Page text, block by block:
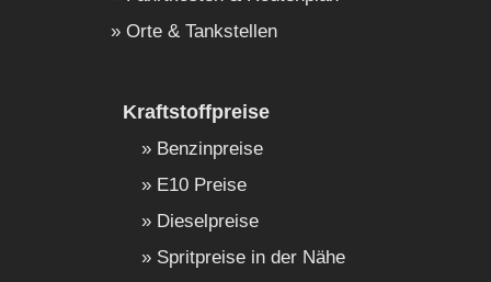
Orte & Tankstellen
Kraftstoffpreise
Benzinpreise
E10 Preise
Dieselpreise
Spritpreise in der Nähe